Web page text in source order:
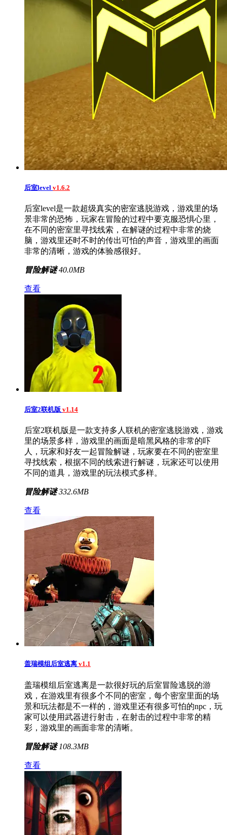
后室level v1.6.2
后室level是一款超级真实的密室逃脱游戏，游戏里的场
景非常的恐怖，玩家在冒险的过程中要克服恐惧心里，
在不同的密室里寻找线索，在解谜的过程中非常的烧
脑，游戏里还时不时的传出可怕的声音，游戏里的画面
非常的清晰，游戏的体验感很好。
冒险解谜 40.0MB
查看
后室2联机版 v1.14
后室2联机版是一款支持多人联机的密室逃脱游戏，游戏
里的场景多样，游戏里的画面是暗黑风格的非常的吓
人，玩家和好友一起冒险解谜，玩家要在不同的密室里
寻找线索，根据不同的线索进行解谜，玩家还可以使用
不同的道具，游戏里的玩法模式多样。
冒险解谜 332.6MB
查看
盖瑞模组后室逃离 v1.1
盖瑞模组后室逃离是一款很好玩的后室冒险逃脱的游
戏，在游戏里有很多个不同的密室，每个密室里面的场
景和玩法都是不一样的，游戏里还有很多可怕的npc，玩
家可以使用武器进行射击，在射击的过程中非常的精
彩，游戏里的画面非常的清晰。
冒险解谜 108.3MB
查看